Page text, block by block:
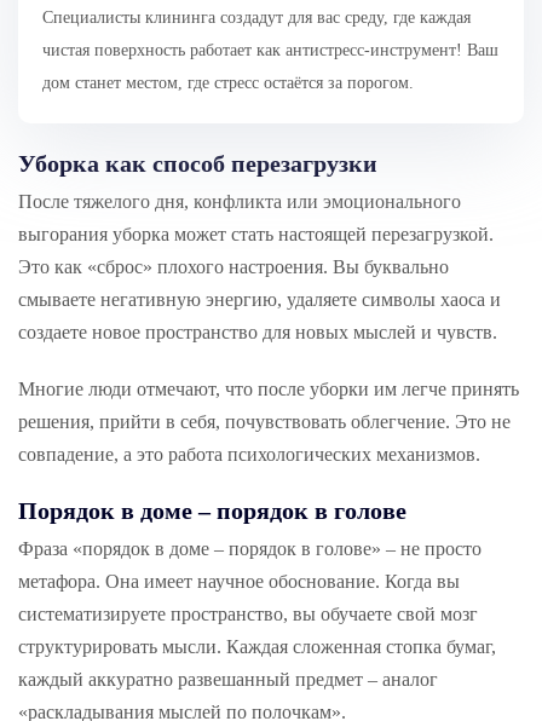
Специалисты клининга создадут для вас среду, где каждая
чистая поверхность работает как антистресс-инструмент! Ваш
дом станет местом, где стресс остаётся за порогом.
Уборка как способ перезагрузки
После тяжелого дня, конфликта или эмоционального
выгорания уборка может стать настоящей перезагрузкой.
Это как «сброс» плохого настроения. Вы буквально
смываете негативную энергию, удаляете символы хаоса и
создаете новое пространство для новых мыслей и чувств.
Многие люди отмечают, что после уборки им легче принять
решения, прийти в себя, почувствовать облегчение. Это не
совпадение, а это работа психологических механизмов.
Порядок в доме – порядок в голове
Фраза «порядок в доме – порядок в голове» – не просто
метафора. Она имеет научное обоснование. Когда вы
систематизируете пространство, вы обучаете свой мозг
структурировать мысли. Каждая сложенная стопка бумаг,
каждый аккуратно развешанный предмет – аналог
«раскладывания мыслей по полочкам».